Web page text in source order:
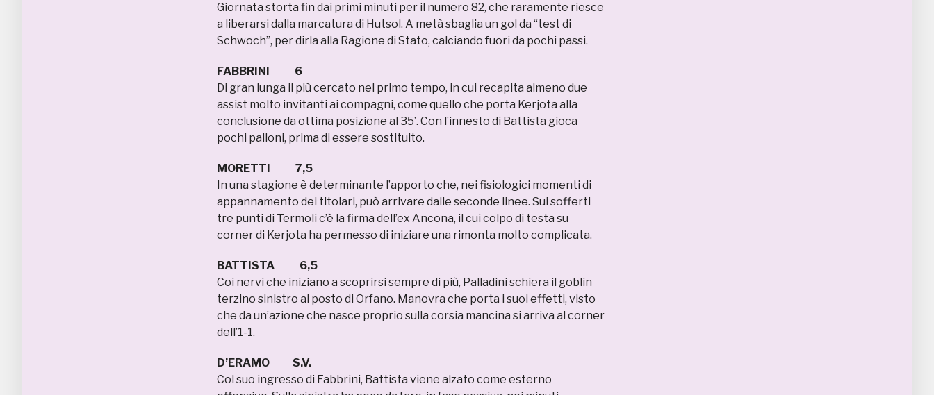
Giornata storta fin dai primi minuti per il numero 82, che raramente riesce
a liberarsi dalla marcatura di Hutsol. A metà sbaglia un gol da “test di
Schwoch”, per dirla alla Ragione di Stato, calciando fuori da pochi passi.
FABBRINI 6
Di gran lunga il più cercato nel primo tempo, in cui recapita almeno due
assist molto invitanti ai compagni, come quello che porta Kerjota alla
conclusione da ottima posizione al 35’. Con l’innesto di Battista gioca
pochi palloni, prima di essere sostituito.
MORETTI 7,5
In una stagione è determinante l’apporto che, nei fisiologici momenti di
appannamento dei titolari, può arrivare dalle seconde linee. Sui sofferti
tre punti di Termoli c’è la firma dell’ex Ancona, il cui colpo di testa su
corner di Kerjota ha permesso di iniziare una rimonta molto complicata.
BATTISTA 6,5
Coi nervi che iniziano a scoprirsi sempre di più, Palladini schiera il goblin
terzino sinistro al posto di Orfano. Manovra che porta i suoi effetti, visto
che da un’azione che nasce proprio sulla corsia mancina si arriva al corner
dell’1-1.
D’ERAMO S.V.
Col suo ingresso di Fabbrini, Battista viene alzato come esterno